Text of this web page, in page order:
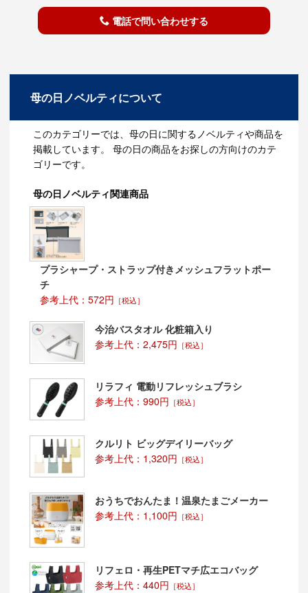
電話で問い合わせする
母の日ノベルティについて
このカテゴリーでは、母の日に関するノベルティや商品を
掲載しています。 母の日の商品をお探しの方向けのカテ
ゴリーです。
母の日ノベルティ関連商品
プラシャープ・ストラップ付きメッシュフラットポー
チ
参考上代：572円 ［税込］
今治バスタオル 化粧箱入り
参考上代：2,475円 ［税込］
リラフィ 電動リフレッシュブラシ
参考上代：990円 ［税込］
クルリト ビッグデイリーバッグ
参考上代：1,320円 ［税込］
おうちでおんたま！温泉たまごメーカー
参考上代：1,100円 ［税込］
リフェロ・再生PETマチ広エコバッグ
参考上代：440円 ［税込］